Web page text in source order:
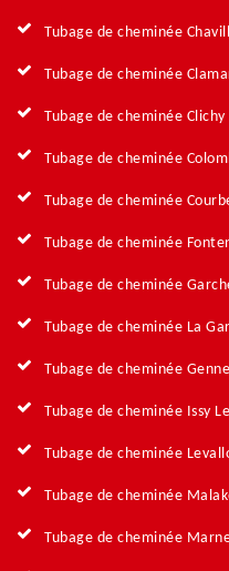
Tubage de cheminée
Tubage de cheminée
Tubage de cheminée Clichy
Tubage de cheminée
Tubage de cheminée
Tubage de cheminée
Tubage de cheminée
Tubage de cheminée La
Tubage de cheminée
Tubage de cheminée Issy
Tubage de cheminée
Tubage de cheminée
Tubage de cheminée